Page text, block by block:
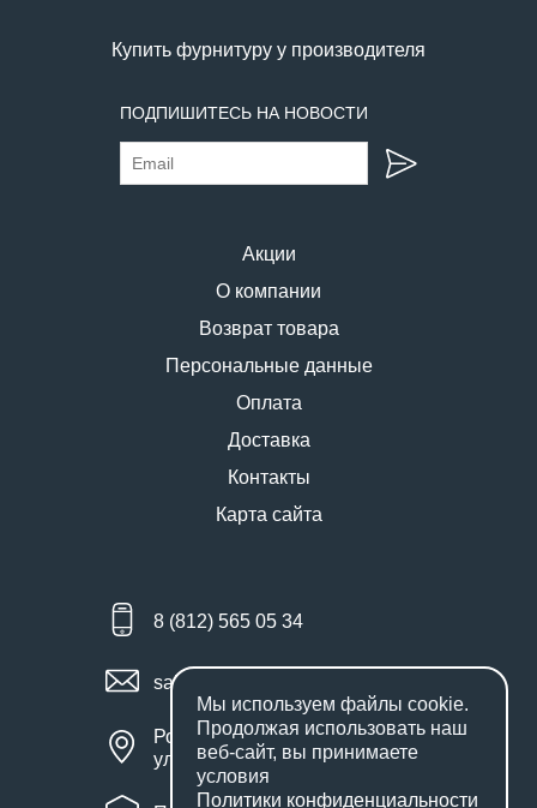
Купить фурнитуру у производителя
ПОДПИШИТЕСЬ НА НОВОСТИ
Акции
О компании
Возврат товара
Персональные данные
Оплата
Доставка
Контакты
Карта сайта
8 (812) 565 05 34
sales@miniworks.ru
Россия, Санкт-Петербург,
улица Маршала Новикова, 28Е
Мы используем файлы cookie.
Продолжая использовать наш
веб-сайт, вы принимаете
условия
Политики конфиденциальности